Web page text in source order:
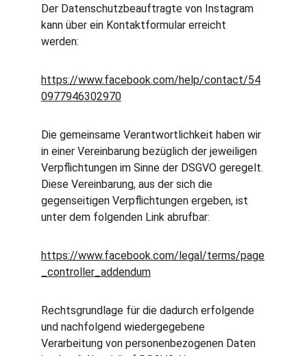
Der Datenschutzbeauftragte von Instagram
kann über ein Kontaktformular erreicht
werden:
https://www.facebook.com/help/contact/54
0977946302970
Die gemeinsame Verantwortlichkeit haben wir
in einer Vereinbarung bezüglich der jeweiligen
Verpflichtungen im Sinne der DSGVO geregelt.
Diese Vereinbarung, aus der sich die
gegenseitigen Verpflichtungen ergeben, ist
unter dem folgenden Link abrufbar:
https://www.facebook.com/legal/terms/page
_controller_addendum
Rechtsgrundlage für die dadurch erfolgende
und nachfolgend wiedergegebene
Verarbeitung von personenbezogenen Daten